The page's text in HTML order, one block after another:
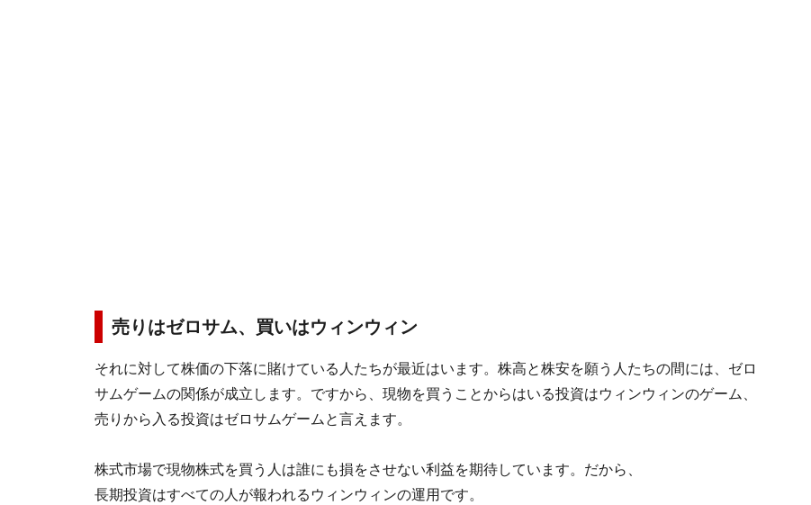
売りはゼロサム、買いはウィンウィン
それに対して株価の下落に賭けている人たちが最近はいます。株高と株安を願う人たちの間には、ゼロ
サムゲームの関係が成立します。ですから、現物を買うことからはいる投資はウィンウィンのゲーム、
売りから入る投資はゼロサムゲームと言えます。
株式市場で現物株式を買う人は誰にも損をさせない利益を期待しています。だから、
長期投資はすべての人が報われるウィンウィンの運用です。